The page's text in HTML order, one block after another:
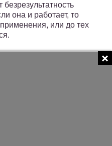
безрезультатность
она и работает, то
или до тех